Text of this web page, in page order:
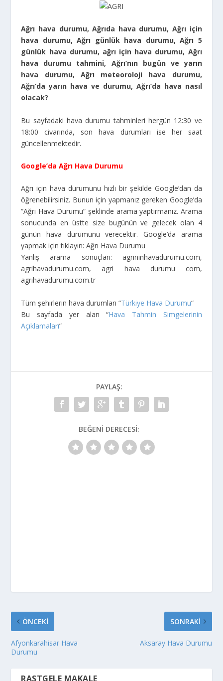
Ağrı hava durumu, Ağrıda hava durumu, Ağrı için
hava durumu, Ağrı günlük hava durumu, Ağrı 5
günlük hava durumu, ağrı için hava durumu, Ağrı
hava durumu tahmini, Ağrı’nın bugün ve yarın
hava durumu, Ağrı meteoroloji hava durumu,
Ağrı’da yarın hava ve durumu, Ağrı’da hava nasıl
olacak?
Bu sayfadaki hava durumu tahminleri hergün 12:30 ve
18:00 civarında, son hava durumları ise her saat
güncellenmektedir.
Google’da Ağrı Hava Durumu
Ağrı için hava durumunu hızlı bir şekilde Google’dan da
öğrenebilirsiniz. Bunun için yapmanız gereken Google’da
“Ağrı Hava Durumu” şeklinde arama yaptırmanız. Arama
sonucunda en üstte size bugünün ve gelecek olan 4
günün hava durumunu verecektir. Google’da arama
yapmak için tıklayın: Ağrı Hava Durumu
Yanlış arama sonuçları: agrininhavadurumu.com,
agrihavadurumu.com, agri hava durumu com,
agrihavadurumu.com.tr
Tüm şehirlerin hava durumları “Türkiye Hava Durumu“
Bu sayfada yer alan “Hava Tahmin Simgelerinin
Açıklamaları”
PAYLAŞ:
BEĞENI DERECESI:
ÖNCEKI
Afyonkarahisar Hava
Durumu
SONRAKI
Aksaray Hava Durumu
RASTGELE MAKALE